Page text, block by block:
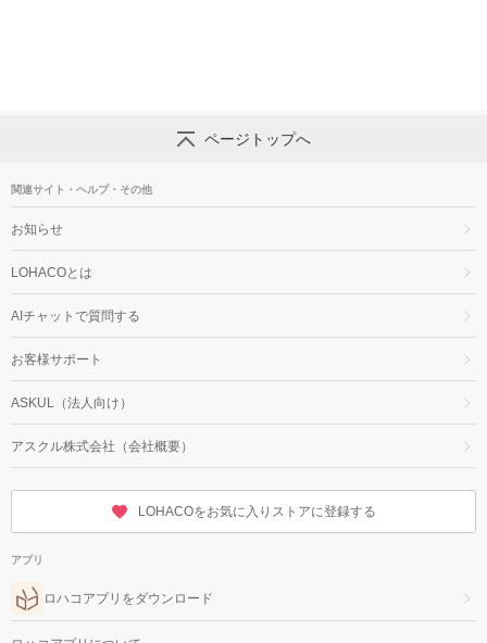
ページトップへ
関連サイト・ヘルプ・その他
お知らせ
LOHACOとは
AIチャットで質問する
お客様サポート
ASKUL（法人向け）
アスクル株式会社（会社概要）
LOHACOをお気に入りストアに登録する
アプリ
ロハコアプリをダウンロード